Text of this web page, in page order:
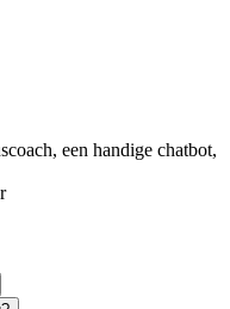
een handige chatbot,